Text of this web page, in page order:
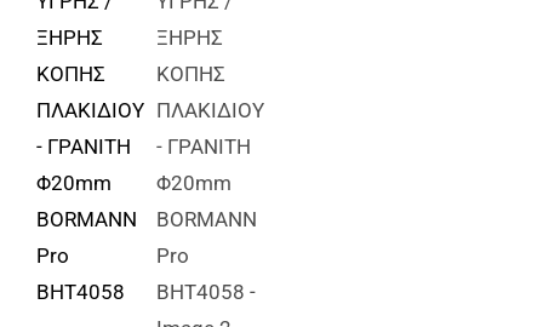
Περισσότερα